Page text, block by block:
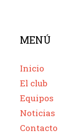
MENÚ
Inicio
El club
Equipos
Noticias
Contacto